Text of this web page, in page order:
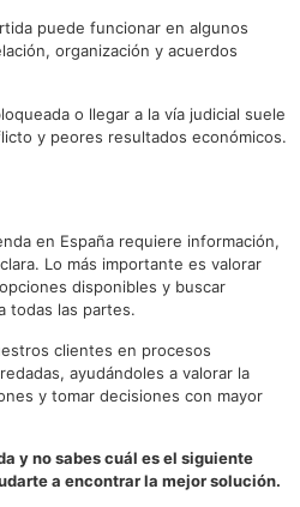
puede funcionar en algunos
organización y acuerdos
o llegar a la vía judicial suele
y peores resultados económicos.
en España requiere información,
Lo más importante es valorar
disponibles y buscar
todas las partes.
clientes en procesos
ayudándoles a valorar la
y tomar decisiones con mayor
y no sabes cuál es el siguiente
a encontrar la mejor solución.